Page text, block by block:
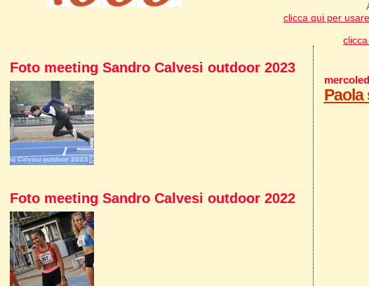
clicca qui per
Paola
Foto meeting Sandro Calvesi outdoor 2023
Foto meeting Sandro Calvesi outdoor 2022